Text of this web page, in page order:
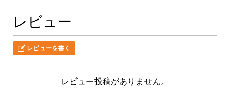
レビュー
レビューを書く
レビュー投稿がありません。